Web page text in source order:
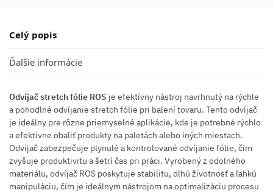
Celý popis
Ďalšie informácie
Odvíjač stretch fólie ROS je efektívny nástroj navrhnutý na rýchle
a pohodlné odvíjanie stretch fólie pri balení tovaru. Tento odvíjač
je ideálny pre rôzne priemyselné aplikácie, kde je potrebné rýchlo
a efektívne obaliť produkty na paletách alebo iných miestach.
Odvíjač zabezpečuje plynulé a kontrolované odvíjanie fólie, čím
zvyšuje produktivitu a šetrí čas pri práci. Vyrobený z odolného
materiálu, odvíjač ROS poskytuje stabilitu, dlhú životnosť a ľahkú
manipuláciu, čím je ideálnym nástrojom na optimalizáciu procesu